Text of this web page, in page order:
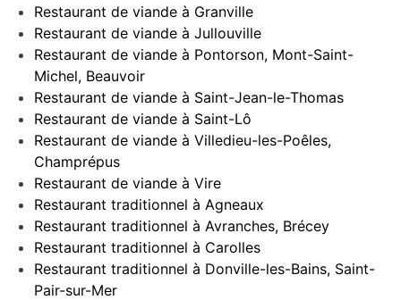
Restaurant de viande à Granville
Restaurant de viande à Jullouville
Restaurant de viande à Pontorson, Mont-Saint-
Michel, Beauvoir
Restaurant de viande à Saint-Jean-le-Thomas
Restaurant de viande à Saint-Lô
Restaurant de viande à Villedieu-les-Poêles,
Champrépus
Restaurant de viande à Vire
Restaurant traditionnel à Agneaux
Restaurant traditionnel à Avranches, Brécey
Restaurant traditionnel à Carolles
Restaurant traditionnel à Donville-les-Bains, Saint-
Pair-sur-Mer